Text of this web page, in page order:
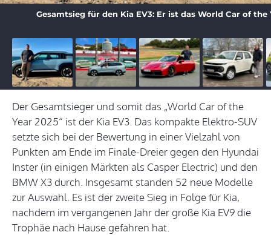
Gesamtsieg für den Kia EV3: Er ist das World Car of the
Der Gesamtsieger und somit das „World Car of the
Year 2025“ ist der Kia EV3. Das kompakte Elektro-SUV
setzte sich bei der Bewertung in einer Vielzahl von
Punkten am Ende im Finale-Dreier gegen den Hyundai
Inster (in einigen Märkten als Casper Electric) und den
BMW X3 durch. Insgesamt standen 52 neue Modelle
zur Auswahl. Es ist der zweite Sieg in Folge für Kia,
nachdem im vergangenen Jahr der große Kia EV9 die
Trophäe nach Hause gefahren hat.